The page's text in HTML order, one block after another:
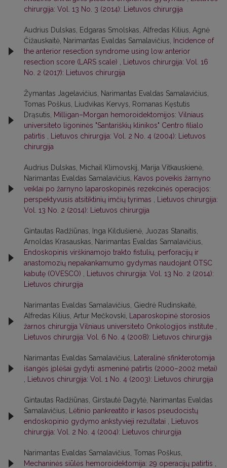
chirurgija: Vol. 13 No. 3 (2014): Lietuvos chirurgija
Audrius Dulskas, Edgaras Smolskas, Alfredas Kilius, Agnė
Čižauskaitė, Narimantas Evaldas Samalavičius,
Incidence of
the anterior resection syndrome using low anterior
resection score (LARS scale)
Lietuvos chirurgija: Vol. 16
No. 2 (2017): Lietuvos chirurgija
Žymantas Jagelavičius, Narimantas Evaldas Samalavičius,
Tomas Poškus, Liudvikas Kervys, Romanas Kęstutis
Drąsutis,
Milligan–Morgan hemoroidektomijos: Vilniaus
universiteto ligoninės "Santariškių klinikos" Centro filialo
patirtis
Lietuvos chirurgija: Vol. 2 No. 4 (2004): Lietuvos
chirurgija
Audrius Dulskas, Michail Klimovskij, Marija Vitkauskienė,
Narimantas Evaldas Samalavičius,
Kavos poveikis žarnyno
veiklai po žarnyno laparoskopinės rezekcinės operacijos:
perspektyvusis atsitiktinių imčių tyrimas
Lietuvos chirurgija:
Vol. 13 No. 2 (2014): Lietuvos chirurgija
Gintautas Radžiūnas, Inga Kildušienė, Juozas Stanaitis,
Arnoldas Krasauskas, Narimantas Evaldas Samalavičius,
Endoskopinis virškinamojo trakto fistulių, perforacijų ir
anastomozių nepakankamumo gydymas naudojant OTSC
kabutę (OVESCO)
Lietuvos chirurgija: Vol. 13 No. 2 (2014):
Lietuvos chirurgija
Narimantas Evaldas Samalavičius, Giedrė Rudinskaitė,
Alfredas Kilius, Artur Mečkovski,
Laparoskopinė storosios
žarnos chirurgija Vilniaus universiteto Onkologijos institute
Lietuvos chirurgija: Vol. 6 No. 4 (2008): Lietuvos chirurgija
Narimantas Evaldas Samalavičius,
Lateralinė sfinkterotomija
išangės įplėšai gydyti: asmeninė patirtis (2000–2002 metai)
Lietuvos chirurgija: Vol. 1 No. 4 (2003): Lietuvos chirurgija
Gintautas Radžiūnas, Girstautė Dagytė, Narimantas Evaldas
Samalavičius,
Lėtinio pankreatito ir kasos pseudocistų
endoskopinio gydymo ankstyvieji rezultatai
Lietuvos
chirurgija: Vol. 2 No. 4 (2004): Lietuvos chirurgija
Narimantas Evaldas Samalavičius, Tomas Poškus,
Mechaninės siūlės hemoroidektomija: 29 operacijų patirtis